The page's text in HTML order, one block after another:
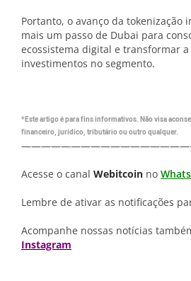
Portanto, o avanço da tokenização
mais um passo de Dubai para
ecossistema digital e transformar
investimentos no segmento.
*Este artigo é para fins informativos. Não visa
financeiro, jurídico, tributário ou outro qualquer.
Acesse o canal Webitcoin no
Lembre de ativar as notificações
Acompanhe nossas notícias
Instagram